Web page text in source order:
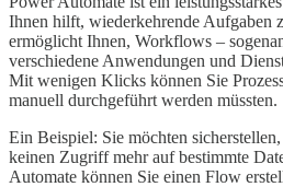
Ihnen hilft, wiederkehrende Aufgaben
ermöglicht Ihnen, Workflows –
verschiedene Anwendungen und
Mit wenigen Klicks können Sie
manuell durchgeführt werden müssten.
Ein Beispiel: Sie möchten
keinen Zugriff mehr auf bestimmte
Automate können Sie einen Flow